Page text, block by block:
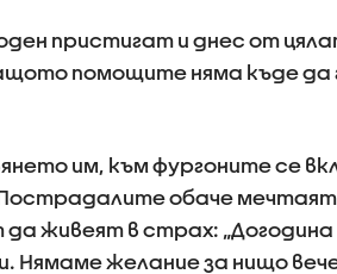
пристигат и днес от
помощите няма къде да
им, към фургоните се
обаче
живеят в страх:
Нямаме желание за нищо